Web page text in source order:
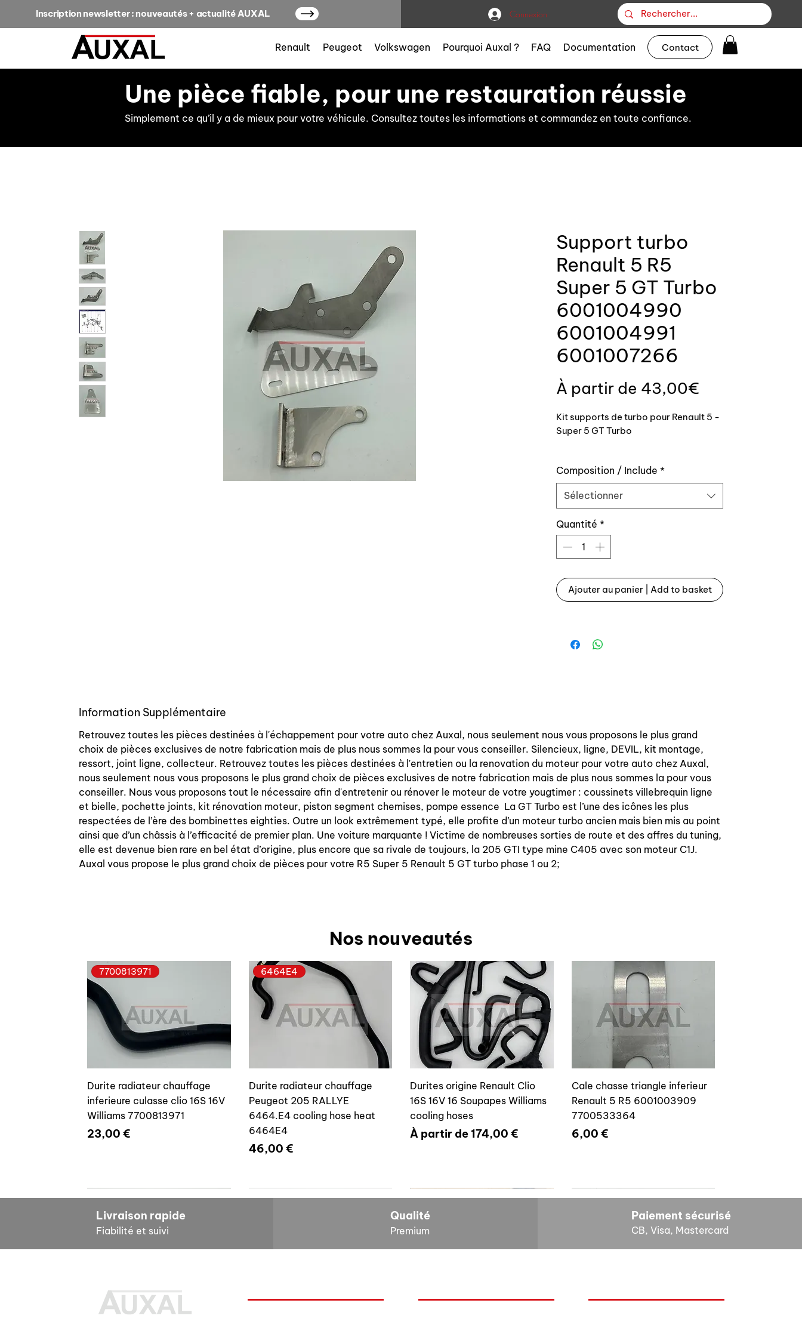
Inscription newsletter : nouveautés + actualité AUXAL Connexion
Renault Peugeot Volkswagen Pourquoi Auxal ? FAQ Documentation Contact
Une pièce fiable, pour une restauration réussie
Simplement ce qu’il y a de mieux pour votre véhicule. Consultez toutes les informations et commandez en toute confiance.
Support turbo
Renault 5 R5
Super 5 GT Turbo
6001004990
6001004991
6001007266
À partir de 43,00€
Kit supports de turbo pour Renault 5 -
Super 5 GT Turbo
tenue dans le temps.
Top qualité
Pièces numéro 3,7 et 8 sur l'éclaté
Références origines: 6001004990,
Nous vendons également les supports
6001004990
= https://www.auxal.fr/page-d-
r5-super-5-gt-turbo-6001004991
6001007266
= https://www.auxal.fr/page-d-
articles/support-turbo-renault-5-
r5-super-5-gt-turbo-6001007266
Turbo bracket set for Renault 5 GT
Turbo phase 1 or 2
Top quality, in stainless steel
Composition / Include *
Sélectionner
Quantité *
Ajouter au panier | Add to basket
Information Supplémentaire
Retrouvez toutes les pièces destinées à l'échappement pour votre auto chez Auxal, nous seulement nous vous proposons le plus grand
choix de pièces exclusives de notre fabrication mais de plus nous sommes la pour vous conseiller. Silencieux, ligne, DEVIL, kit montage,
ressort, joint ligne, collecteur. Retrouvez toutes les pièces destinées à l'entretien ou la renovation du moteur pour votre auto chez Auxal,
nous seulement nous vous proposons le plus grand choix de pièces exclusives de notre fabrication mais de plus nous sommes la pour vous
conseiller. Nous vous proposons tout le nécessaire afin d'entretenir ou rénover le moteur de votre yougtimer : coussinets villebrequin ligne
et bielle, pochette joints, kit rénovation moteur, piston segment chemises, pompe essence La GT Turbo est l’une des icônes les plus
respectées de l’ère des bombinettes eighties. Outre un look extrêmement typé, elle profite d’un moteur turbo ancien mais bien mis au point
ainsi que d’un châssis à l’efficacité de premier plan. Une voiture marquante ! Victime de nombreuses sorties de route et des affres du tuning,
elle est devenue bien rare en bel état d’origine, plus encore que sa rivale de toujours, la 205 GTI type mine C405 avec son moteur C1J.
Auxal vous propose le plus grand choix de pièces pour votre R5 Super 5 Renault 5 GT turbo phase 1 ou 2;
Nos nouveautés
7700813971
Durite radiateur chauffage
inferieure culasse clio 16S 16V
Williams 7700813971
Prix
23,00 €
6464E4
Durite radiateur chauffage
Peugeot 205 RALLYE
6464.E4 cooling hose heat
6464E4
Prix
46,00 €
Durites origine Renault Clio
16S 16V 16 Soupapes Williams
cooling hoses
À partir de174,00 €
Prix promotionnel
Cale chasse triangle inferieur
Renault 5 R5 6001003909
7700533364
Prix
6,00 €
7700804635
Durite radiateur chauffage
7700804636 6464E4
Cale reglage gache coffre R5
Livraison rapide
Fiabilité et suivi
Qualité
Premium
Paiement sécurisé
CB, Visa, Mastercard